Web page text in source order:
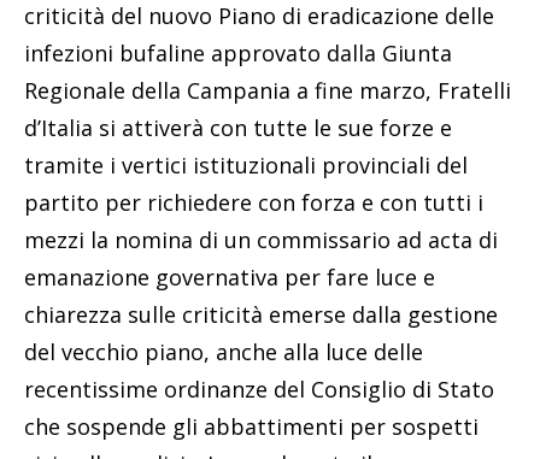
criticità del nuovo Piano di eradicazione delle
infezioni bufaline approvato dalla Giunta
Regionale della Campania a fine marzo, Fratelli
d’Italia si attiverà con tutte le sue forze e
tramite i vertici istituzionali provinciali del
partito per richiedere con forza e con tutti i
mezzi la nomina di un commissario ad acta di
emanazione governativa per fare luce e
chiarezza sulle criticità emerse dalla gestione
del vecchio piano, anche alla luce delle
recentissime ordinanze del Consiglio di Stato
che sospende gli abbattimenti per sospetti